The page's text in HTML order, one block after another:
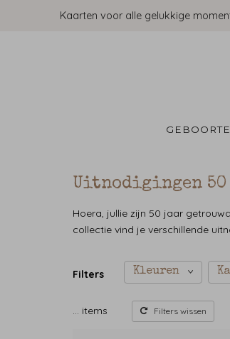
Kaarten voor alle gelukkige
GEBOORTE
Uitnodigingen
Hoera, jullie zijn 50 jaar
collectie vind je verschillende
Filters Kleuren
… items Filters wissen